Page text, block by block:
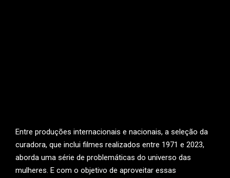
Entre produções internacionais e nacionais, a seleção da
curadora, que inclui filmes realizados entre 1971 e 2023,
aborda uma série de problemáticas do universo das
mulheres. E com o objetivo de aproveitar essas